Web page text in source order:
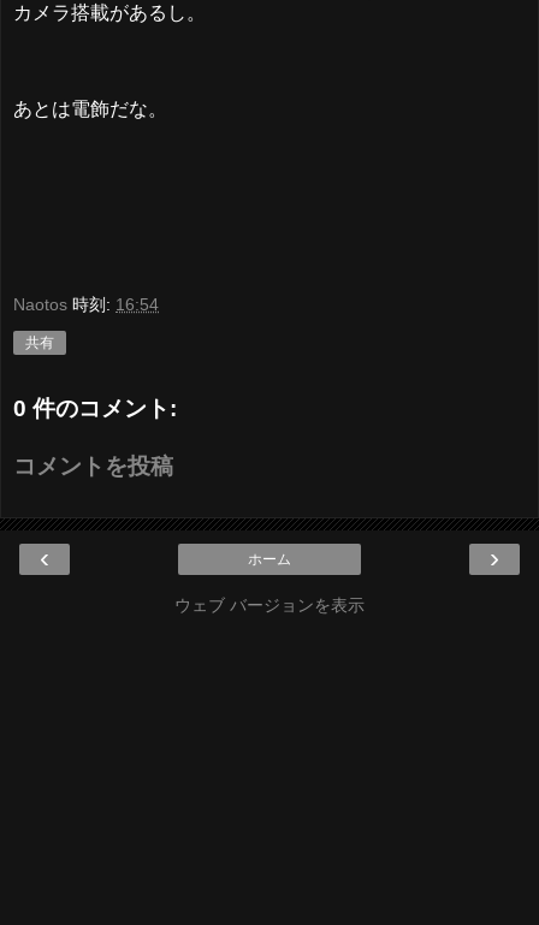
カメラ搭載があるし。
あとは電飾だな。
Naotos 時刻: 16:54
共有
0 件のコメント:
コメントを投稿
‹ ›
ホーム
ウェブ バージョンを表示